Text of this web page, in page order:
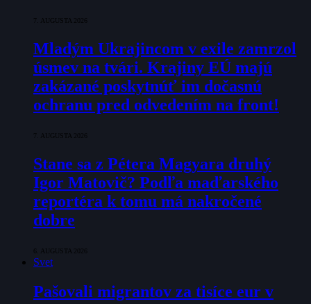
7. AUGUSTA 2026
Mladým Ukrajincom v exile zamrzol
úsmev na tvári. Krajiny EÚ majú
zakázané poskytnúť im dočasnú
ochranu pred odvedením na front!
7. AUGUSTA 2026
Stane sa z Pétera Magyara druhý
Igor Matovič? Podľa maďarského
reportéra k tomu má nakročené
dobre
6. AUGUSTA 2026
Svet
Pašovali migrantov za tisíce eur v